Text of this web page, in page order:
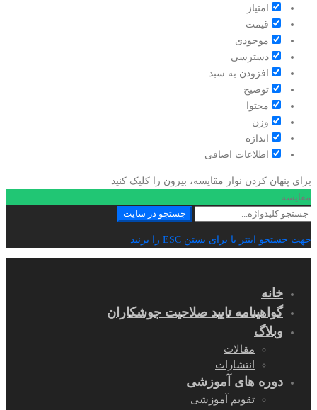
امتیاز
قيمت
موجودی
دسترسی
افزودن به سبد
توضیح
محتوا
وزن
اندازه
اطلاعات اضافی
برای پنهان کردن نوار مقایسه، بیرون را کلیک کنید
مقایسه
جستجو
جستجو در سایت
جهت جستجو اینتر یا برای بستن ESC را بزنید
خانه
گواهینامه تایید صلاحیت جوشکاران
وبلاگ
مقالات
انتشارات
دوره های آموزشی
تقویم آموزشی